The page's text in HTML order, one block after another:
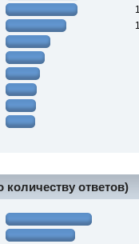
количеству ответов)